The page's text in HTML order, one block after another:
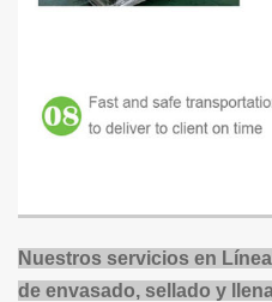
Nuestros servicios en
de envasado, sellado y